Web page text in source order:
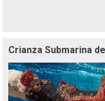
Crianza Submarina